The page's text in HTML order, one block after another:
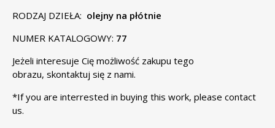
RODZAJ DZIEŁA: olejny na płótnie
NUMER KATALOGOWY: 77
Jeżeli interesuje Cię możliwość zakupu tego
obrazu, skontaktuj się z nami.
*If you are interrested in buying this work, please contact
us.